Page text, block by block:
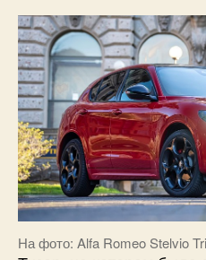
На фото: Alfa Romeo Stelvio